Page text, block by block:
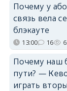
Почему у
связь вела
блэкауте
13:00 16
Почему наш
пути? —
играть